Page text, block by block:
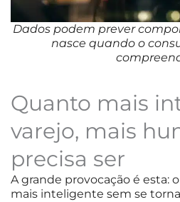
Dados podem prever
nasce quando o
Quanto mais
varejo, mais
precisa ser
A grande provocação é esta:
mais inteligente sem se